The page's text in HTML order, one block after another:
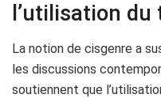
l’utilisation
La notion de cisgenre a
les discussions
soutiennent que